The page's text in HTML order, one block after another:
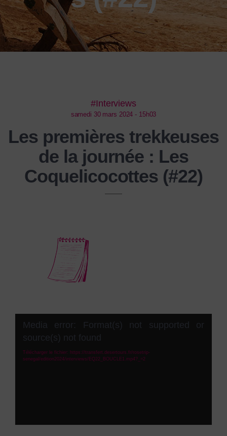
#Interviews
samedi 30 mars 2024 - 15h03
Les premières trekkeuses
de la journée : Les
Coquelicocottes (#22)
vidéoMedia error: Format(s) not supported or
source(s) not found
Télécharger le fichier: https://transfert.desertours.fr/rosetrip-
senegal/edition2024/interviews/EQ22_BOUCLE1.mp4?_=2